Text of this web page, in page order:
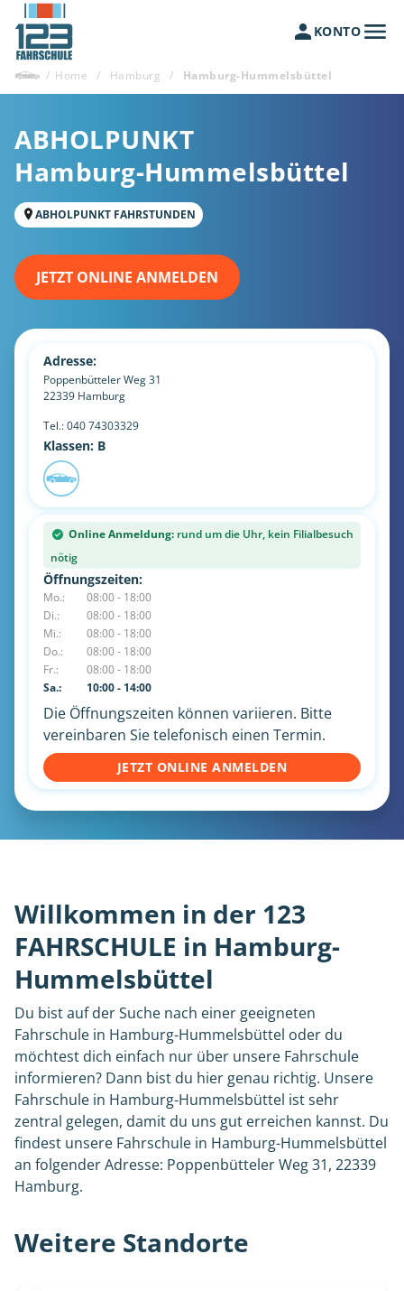
KONTO
/ Home / Hamburg / Hamburg-Hummelsbüttel
ABHOLPUNKT
Hamburg-Hummelsbüttel
ABHOLPUNKT FAHRSTUNDEN
JETZT ONLINE ANMELDEN
Adresse:
Poppenbütteler Weg 31
22339 Hamburg
Tel.:040 74303329
Klassen: B
Online Anmeldung: rund um die Uhr, kein Filialbesuch
nötig
Öffnungszeiten:
Mo.:
08:00 - 18:00
Di.:
08:00 - 18:00
Mi.:
08:00 - 18:00
Do.:
08:00 - 18:00
Fr.:
08:00 - 18:00
Sa.:
10:00 - 14:00
Die Öffnungszeiten können variieren. Bitte
vereinbaren Sie telefonisch einen Termin.
JETZT ONLINE ANMELDEN
Willkommen in der 123
FAHRSCHULE in Hamburg-
Hummelsbüttel
Du bist auf der Suche nach einer geeigneten
Fahrschule in Hamburg-Hummelsbüttel oder du
möchtest dich einfach nur über unsere Fahrschule
informieren? Dann bist du hier genau richtig. Unsere
Fahrschule in Hamburg-Hummelsbüttel ist sehr
zentral gelegen, damit du uns gut erreichen kannst. Du
findest unsere Fahrschule in Hamburg-Hummelsbüttel
an folgender Adresse: Poppenbütteler Weg 31, 22339
Hamburg.
Weitere Standorte